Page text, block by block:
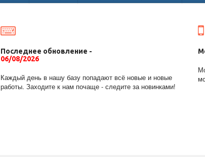
Последнее обновление -
06/08/2026
Каждый день в нашу базу попадают всё новые и новые
работы. Заходите к нам почаще - следите за новинками!